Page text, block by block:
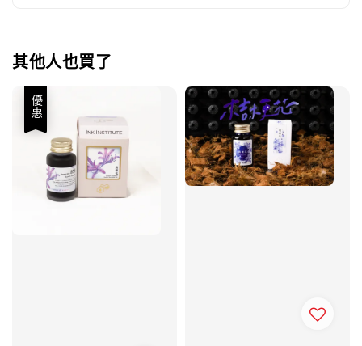
其他人也買了
優惠